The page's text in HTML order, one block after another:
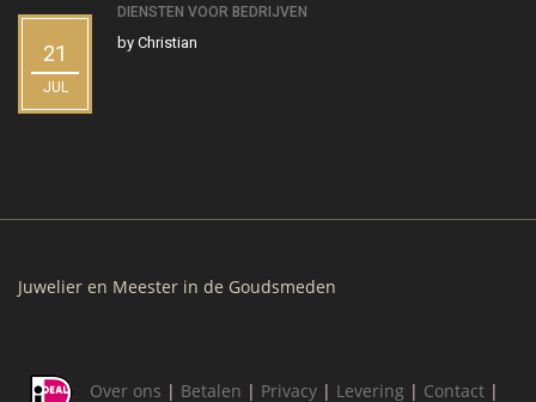
21
JUL
DIENSTEN VOOR BEDRIJVEN
by Christian
Juwelier en Meester in de Goudsmeden
Over ons | Betalen | Privacy | Levering | Contact |